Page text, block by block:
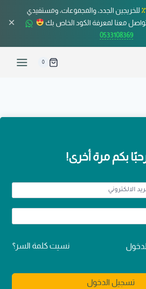
للخريجين الجدد، والمجموعات، ومستفيدي
معنا لمعرفة الكود الخاص بك
0533108369
✕
0
بكم مرة أخرى!
نسيت كلمة السر؟
تسجيل الدخول